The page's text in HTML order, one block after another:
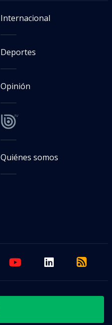
Internacional
Deportes
Opinión
Quiénes somos